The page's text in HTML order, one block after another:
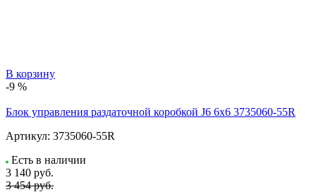
В корзину
-9 %
Блок управления раздаточной коробкой J6 6x6 3735060-55R
Артикул: 3735060-55R
Есть в наличии
3 140 руб.
3 454 руб.